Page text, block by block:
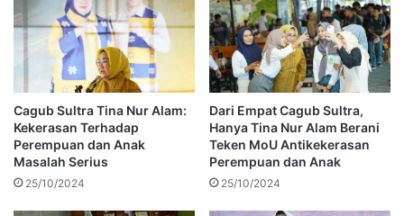
Cagub Sultra Tina Nur Alam:
Kekerasan Terhadap
Perempuan dan Anak
Masalah Serius
25/10/2024
Dari Empat Cagub Sultra,
Hanya Tina Nur Alam Berani
Teken MoU Antikekerasan
Perempuan dan Anak
25/10/2024